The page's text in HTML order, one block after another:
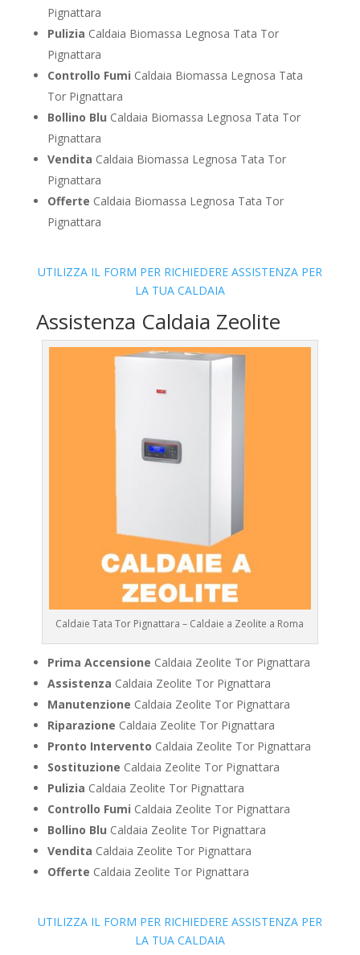
Pignattara
Pulizia Caldaia Biomassa Legnosa Tata Tor
Pignattara
Controllo Fumi Caldaia Biomassa Legnosa Tata
Tor Pignattara
Bollino Blu Caldaia Biomassa Legnosa Tata Tor
Pignattara
Vendita Caldaia Biomassa Legnosa Tata Tor
Pignattara
Offerte Caldaia Biomassa Legnosa Tata Tor
Pignattara
UTILIZZA IL FORM PER RICHIEDERE ASSISTENZA PER
LA TUA CALDAIA
Assistenza Caldaia Zeolite
Caldaie Tata Tor Pignattara – Caldaie a Zeolite a Roma
Prima Accensione Caldaia Zeolite Tor Pignattara
Assistenza Caldaia Zeolite Tor Pignattara
Manutenzione Caldaia Zeolite Tor Pignattara
Riparazione Caldaia Zeolite Tor Pignattara
Pronto Intervento Caldaia Zeolite Tor Pignattara
Sostituzione Caldaia Zeolite Tor Pignattara
Pulizia Caldaia Zeolite Tor Pignattara
Controllo Fumi Caldaia Zeolite Tor Pignattara
Bollino Blu Caldaia Zeolite Tor Pignattara
Vendita Caldaia Zeolite Tor Pignattara
Offerte Caldaia Zeolite Tor Pignattara
UTILIZZA IL FORM PER RICHIEDERE ASSISTENZA PER
LA TUA CALDAIA